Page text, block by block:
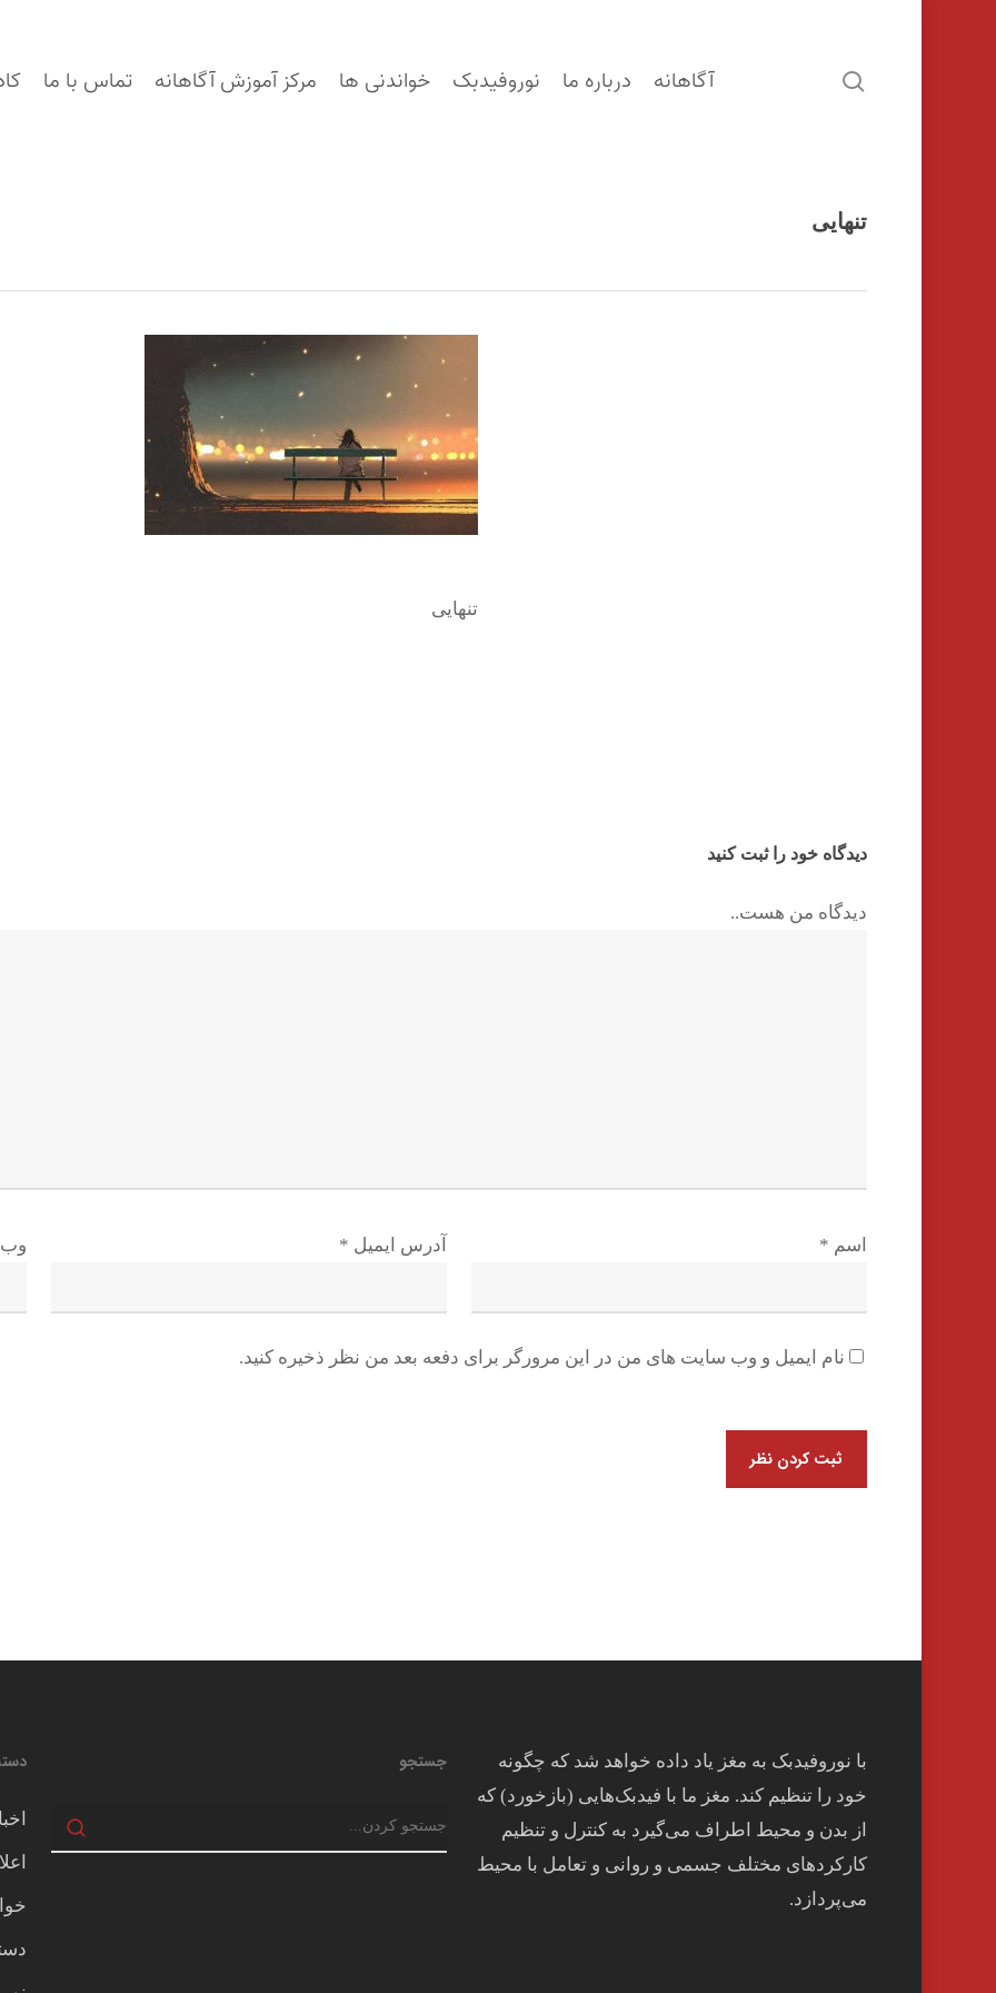
آگاهانه درباره ما نوروفیدبک خواندنی ها مرکز آموزش آگاهانه تماس با ما search
تنهایی
تنهایی
دیدگاه خود را ثبت کنید
دیدگاه من هست..
اسم * آدرس ایمیل *
نام ایمیل و وب سایت های من در این مرورگر برای دفعه بعد من نظر ذخیره کنید.
جستجو
با نوروفیدبک به مغز ياد داده خواهد شد كه چگونه
خود را تنظيم كند. مغز ما با فيدبک‌هايی (بازخورد) که
از بدن و محيط اطراف می‌گيرد به کنترل و تنظيم
کارکردهای مختلف جسمی و روانی و تعامل با محيط
می‌پردازد.